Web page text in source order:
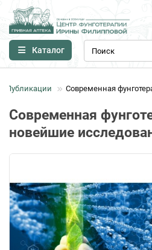
Каталог
Публикации Современная
Современная
новейшие